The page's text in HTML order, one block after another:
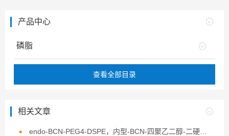
产品中心
磷脂
查看全部目录
相关文章